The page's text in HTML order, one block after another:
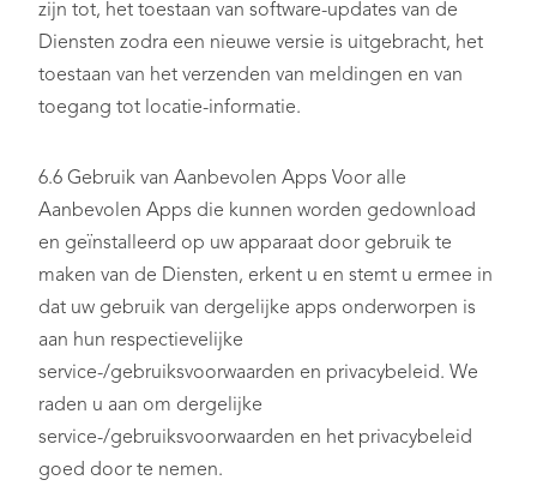
zijn tot, het toestaan van software-updates van de
Diensten zodra een nieuwe versie is uitgebracht, het
toestaan van het verzenden van meldingen en van
toegang tot locatie-informatie.
6.6 Gebruik van Aanbevolen Apps Voor alle
Aanbevolen Apps die kunnen worden gedownload
en geïnstalleerd op uw apparaat door gebruik te
maken van de Diensten, erkent u en stemt u ermee in
dat uw gebruik van dergelijke apps onderworpen is
aan hun respectievelijke
service-/gebruiksvoorwaarden en privacybeleid. We
raden u aan om dergelijke
service-/gebruiksvoorwaarden en het privacybeleid
goed door te nemen.